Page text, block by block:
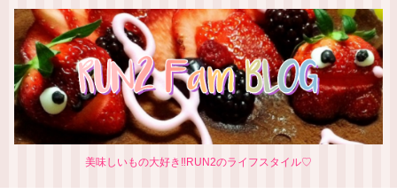
美味しいもの大好き‼RUN2のライフスタイル♡